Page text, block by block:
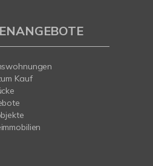
Kauf